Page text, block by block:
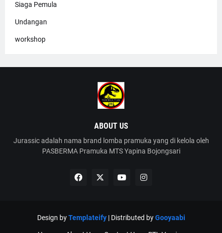
Siaga Pemula
Undangan
workshop
ABOUT US
Jurassic adalah nama brand lomba pramuka yang di kelola oleh
PASBERMA Pramuka MTS Yapina Bojongsari
Design byTemplateify| Distributed byGooyaabi